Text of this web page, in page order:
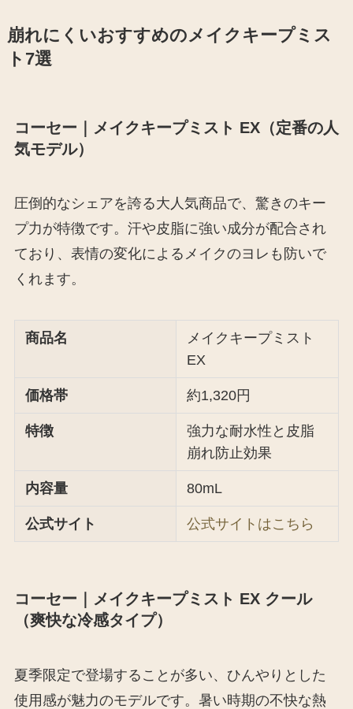
崩れにくいおすすめのメイクキープミス
ト7選
コーセー｜メイクキープミスト EX（定番の人
気モデル）
圧倒的なシェアを誇る大人気商品で、驚きのキー
プ力が特徴です。汗や皮脂に強い成分が配合され
ており、表情の変化によるメイクのヨレも防いで
くれます。
商品名
メイクキープミスト
EX
価格帯 約1,320円
特徴
強力な耐水性と皮脂
崩れ防止効果
内容量 80mL
公式サイト 公式サイトはこちら
コーセー｜メイクキープミスト EX クール
（爽快な冷感タイプ）
夏季限定で登場することが多い、ひんやりとした
使用感が魅力のモデルです。暑い時期の不快な熱